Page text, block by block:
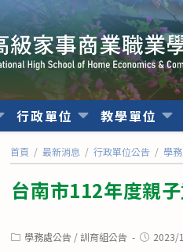
行政單位 教學單位
首頁 / 最新消息 / 行政單位公告 / 學
台南市112年度親
Post學務處公告 / 訓育組公告
Post2023/